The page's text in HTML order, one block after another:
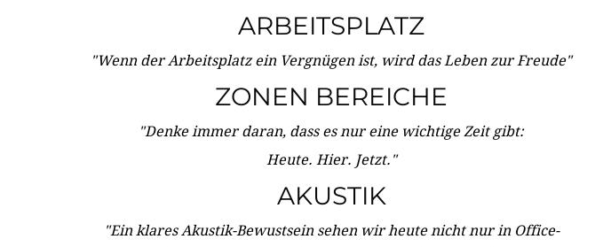
ARBEITSPLATZ
"Wenn der Arbeitsplatz ein Vergnügen ist, wird das Leben zur Freude"
ZONEN BEREICHE
"Denke immer daran, dass es nur eine wichtige Zeit gibt:
Heute. Hier. Jetzt."
AKUSTIK
"Ein klares Akustik-Bewustsein sehen wir heute nicht nur in Office-